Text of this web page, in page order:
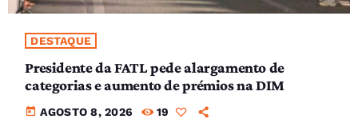
DESTAQUE
Presidente da FATL pede alargamento de
categorias e aumento de prémios na DIM
today AGOSTO 8, 2026 19